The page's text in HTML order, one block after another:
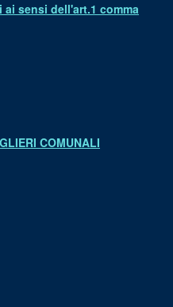
sensi dell'art.1 comma
COMUNALI